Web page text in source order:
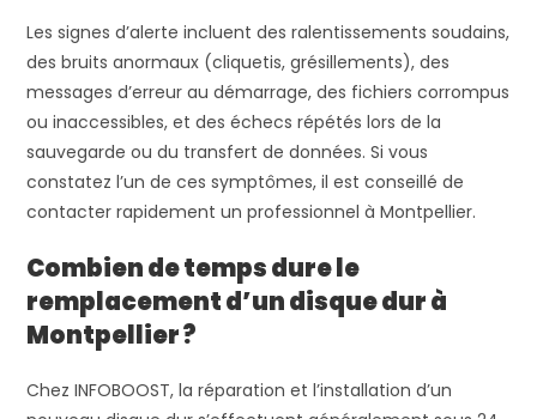
Les signes d’alerte incluent des ralentissements soudains,
des bruits anormaux (cliquetis, grésillements), des
messages d’erreur au démarrage, des fichiers corrompus
ou inaccessibles, et des échecs répétés lors de la
sauvegarde ou du transfert de données. Si vous
constatez l’un de ces symptômes, il est conseillé de
contacter rapidement un professionnel à Montpellier.
Combien de temps dure le
remplacement d’un disque dur à
Montpellier ?
Chez INFOBOOST, la réparation et l’installation d’un